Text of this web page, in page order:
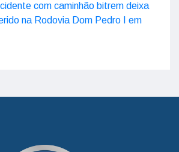
com caminhão bitrem deixa
na Rodovia Dom Pedro I em